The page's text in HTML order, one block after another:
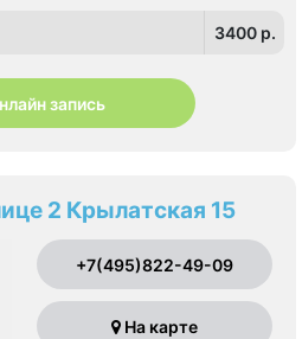
3400 p.
запись
2 Крылатская 15
+7(495)822-49-09
На карте